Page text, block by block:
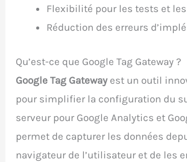
Flexibilité pour les tests et
Réduction des erreurs
Qu’est-ce que Google Tag Gateway ?
Google Tag Gatewayest un outil
pour simplifier la configuration du
serveur pour Google Analytics et
permet de capturer les données
navigateur de l’utilisateur et de les